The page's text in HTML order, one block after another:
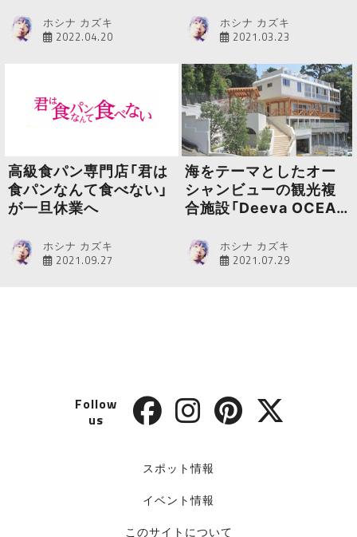
ホシナ カズキ
2022.04.20
ホシナ カズキ
2021.03.23
高級食パン専門店「君は
食パンなんて食べない」
が一旦休業へ
ホシナ カズキ
2021.09.27
海をテーマとしたオー
シャンビューの観光複
合施設「Deeva OCEAN
プン
ホシナ カズキ
2021.07.29
Follow
us
スポット情報
イベント情報
このサイトについて